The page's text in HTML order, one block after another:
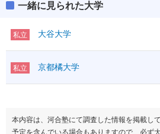
一緒に見られた大学
私立 大谷大学
私立 京都橘大学
本内容は、河合塾にて調査した情報を掲載し
予定を含んでいる場合もありますので、必ず